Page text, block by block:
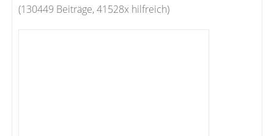
(130449 Beiträge, 41528x hilfreich)